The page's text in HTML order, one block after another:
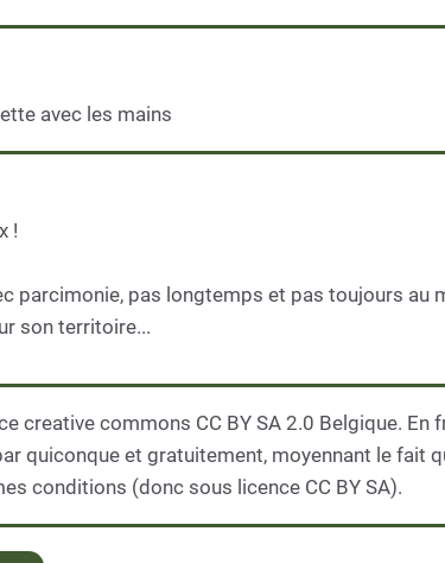
avec les mains
!
parcimonie, pas longtemps et pas toujours
son territoire...
creative commons CC BY SA 2.0 Belgique.
quiconque et gratuitement, moyennant le fait
conditions (donc sous licence CC BY SA).